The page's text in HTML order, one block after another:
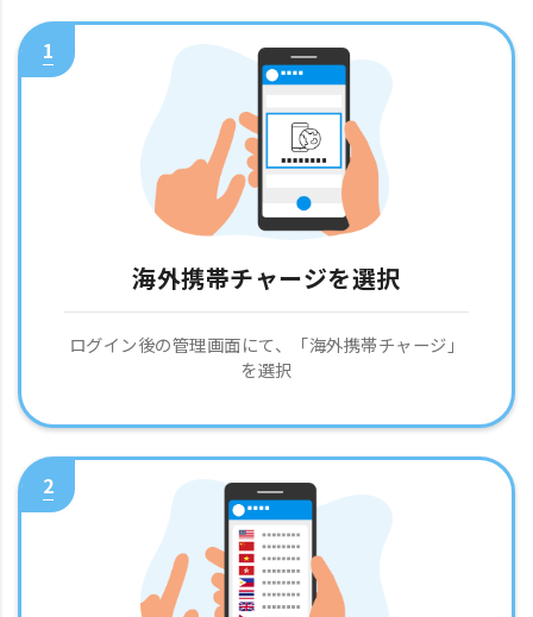
1
海外携帯チャージを選択
ログイン後の管理画面にて、「海外携帯チャージ」
を選択
2